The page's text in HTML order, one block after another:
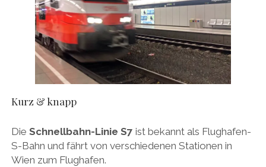
Kurz & knapp
Die Schnellbahn-Linie S7 ist bekannt als Flughafen-
S-Bahn und fährt von verschiedenen Stationen in
Wien zum Flughafen.